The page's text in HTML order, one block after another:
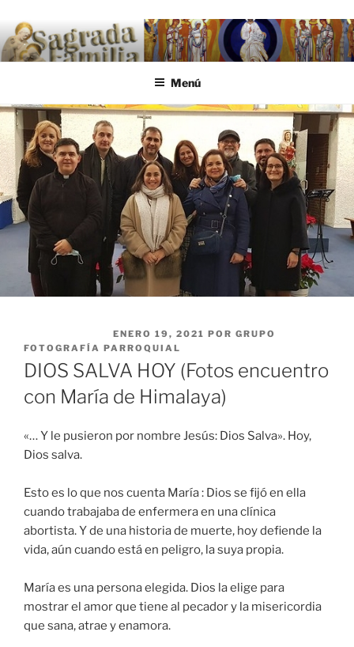
.
Menú
ENERO 19, 2021 POR GRUPO
FOTOGRAFÍA PARROQUIAL
DIOS SALVA HOY (Fotos encuentro
con María de Himalaya)
«… Y le pusieron por nombre Jesús: Dios Salva». Hoy,
Dios salva.
Esto es lo que nos cuenta María : Dios se fijó en ella
cuando trabajaba de enfermera en una clínica
abortista. Y de una historia de muerte, hoy defiende la
vida, aún cuando está en peligro, la suya propia.
María es una persona elegida. Dios la elige para
mostrar el amor que tiene al pecador y la misericordia
que sana, atrae y enamora.